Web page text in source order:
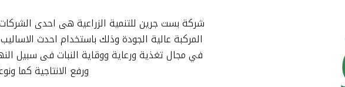
شركة بست جرين للتنمية الزراعية هى احدى
المركبة عالية الجودة وذلك باستخدام احدث
في مجال تغذية ورعاية ووقاية النبات فى سبيل
ورفع الانتاجية كما